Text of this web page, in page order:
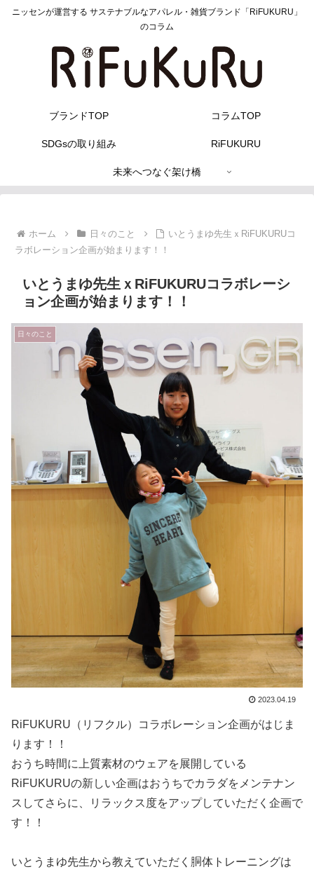
ニッセンが運営する サステナブルなアパレル・雑貨ブランド「RiFUKURU」
のコラム
ブランドTOP コラムTOP
SDGsの取り組み RiFUKURU
未来へつなぐ架け橋
ホーム 日々のこと
いとうまゆ先生ｘRiFUKURUコ
ラボレーション企画が始まります！！
いとうまゆ先生ｘRiFUKURUコラボレーシ
ョン企画が始まります！！
日々のこと
2023.04.19
RiFUKURU（リフクル）コラボレーション企画がはじま
ります！！
おうち時間に上質素材のウェアを展開している
RiFUKURUの新しい企画はおうちでカラダをメンテナン
スしてさらに、リラックス度をアップしていただく企画で
す！！
いとうまゆ先生から教えていただく胴体トレーニングは